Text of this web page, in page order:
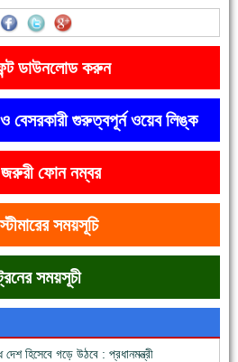
চিরকাল স্মরণ করবে'
বাড়েনি কর্মসংস্থান
ডাউনলোড করুন
বেসরকারী গুরুত্বপূর্ন ওয়েব লিঙ্ক
ফোন নম্বর
সময়সূচি
সময়সূচী
হিসেবে গড়ে উঠবে : প্রধানমন্ত্রী